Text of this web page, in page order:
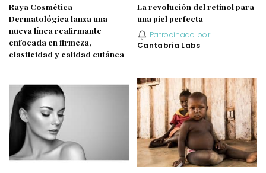
Raya Cosmética
Dermatológica lanza una
nueva línea reafirmante
enfocada en firmeza,
elasticidad y calidad cutánea
La revolución del retinol para
una piel perfecta
Patrocinado por
Cantabria Labs